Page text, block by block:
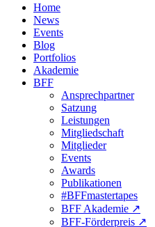
Home
News
Events
Blog
Portfolios
Akademie
BFF
Ansprechpartner
Satzung
Leistungen
Mitgliedschaft
Mitglieder
Events
Awards
Publikationen
#BFFmastertapes
BFF Akademie ↗︎
BFF-Förderpreis ↗︎